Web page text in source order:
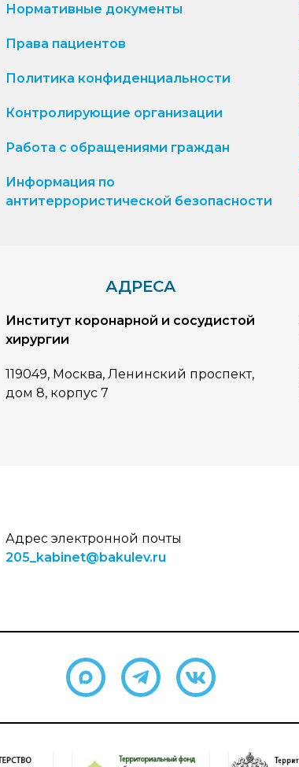
Нормативные документы
Права пациентов
Политика конфиденциальности
Контролирующие организации
Работа с обращениями граждан
Информация по
антитеррористической безопасности
АДРЕСА
Институт коронарной и сосудистой
хирургии
119049, Москва, Ленинский проспект,
дом 8, корпус 7
Адрес электронной почты
205_kabinet@bakulev.ru